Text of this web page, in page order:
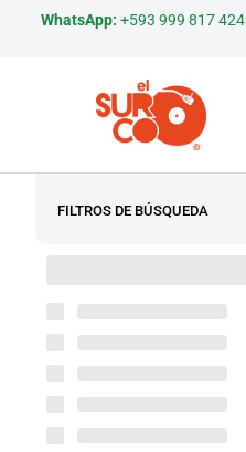
WhatsApp: +593 999 817 424
FILTROS DE BÚSQUEDA